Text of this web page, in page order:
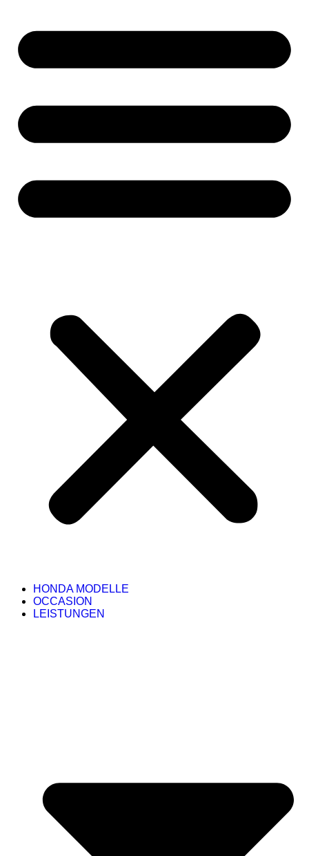
HONDA MODELLE
OCCASION
LEISTUNGEN